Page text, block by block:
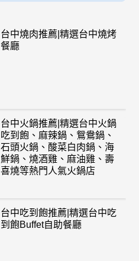
台中燒肉推薦|精選台中燒烤
餐廳
台中火鍋推薦|精選台中火鍋
吃到飽、麻辣鍋、鴛鴦鍋、
石頭火鍋、酸菜白肉鍋、海
鮮鍋、燒酒雞、麻油雞、壽
喜燒等熱門人氣火鍋店
台中吃到飽推薦|精選台中吃
到飽Buffet自助餐廳